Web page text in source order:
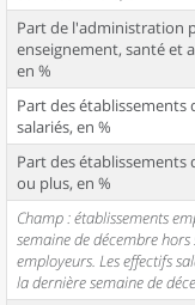
Part de l'administration
enseignement, santé et
en %
Part des établissements
salariés, en %
Part des établissements
ou plus, en %
Champ : établissements
semaine de décembre
employeurs. Les effectifs
la dernière semaine de